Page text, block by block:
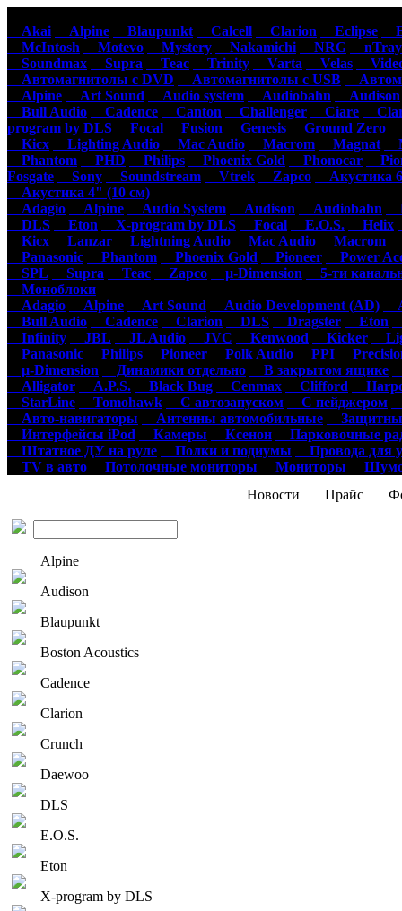
Akai
Alpine Blaupunkt Calcell Clarion Eclipse
McIntosh
Motevo Mystery Nakamichi NRG
nTray
Soundmax
Supra Teac Trinity Varta Velas
Автомагнитолы с DVD
Автомагнитолы с USB
Alpine
Art Sound Audio system Audiobahn
Audison
Bull Audio
Cadence Canton Challenger Ciare
program by DLS
Focal Fusion Genesis Ground Zero
Kicx
Lighting Audio Mac Audio Macrom Magnat
Phantom
PHD Philips Phoenix Gold Phonocar
Fosgate
Sony Soundstream Vtrek Zapco
Акустика
Акустика 4" (10 см)
Adagio
Alpine Audio System Audison Audiobahn
DLS
Eton X-program by DLS Focal E.O.S. Helix
Kicx
Lanzar Lightning Audio Mac Audio Macrom
Panasonic
Phantom Phoenix Gold Pioneer
Power
SPL
Supra Teac Zapco µ-Dimension
5-ти
Моноблоки
Adagio
Alpine Art Sound Audio Development (AD)
Bull Audio
Cadence Clarion DLS Dragster Eton
Infinity
JBL JL Audio JVC Kenwood Kicker
Panasonic
Philips Pioneer Polk Audio PPI
µ-Dimension
Динамики отдельно В закрытом ящике
Alligator
A.P.S. Black Bug Cenmax Clifford
StarLine
Tomohawk С автозапуском С пейджером
Авто-навигаторы
Антенны автомобильные
Интерфейсы iPod
Камеры Ксенон
Парковочные
Штатное ДУ на руле
Полки и подиумы
Провода для
TV в авто
Потолочные мониторы Мониторы
Новости Прайс
Alpine
Audison
Blaupunkt
Boston Acoustics
Cadence
Clarion
Crunch
Daewoo
DLS
E.O.S.
Eton
X-program by DLS